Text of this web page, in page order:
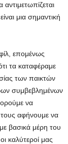
μια σημαντική
επομένως
τα καταφέραμε
των παικτών
συμβεβλημένων
να
αφήνουμε να
βασικά μέρη του
καλύτεροί μας